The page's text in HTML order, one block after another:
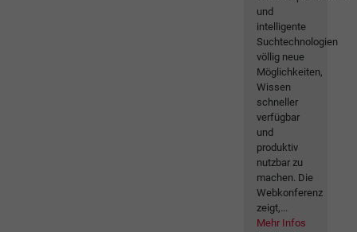
und
intelligente
Suchtechnologien
völlig neue
Möglichkeiten,
Wissen
schneller
verfügbar
und
produktiv
nutzbar zu
machen. Die
Webkonferenz
zeigt,...
Mehr Infos